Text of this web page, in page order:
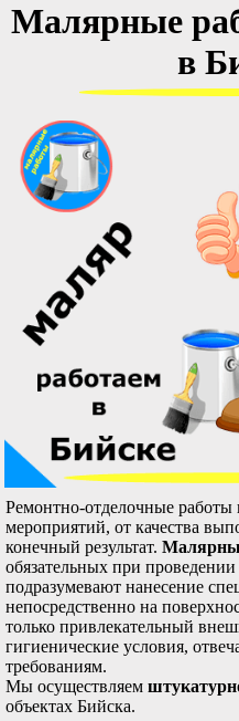
Малярные
в
Ремонтно-отделочные работы
мероприятий, от качества
конечный результат.
обязательных при
подразумевают нанесение
непосредственно на
только привлекательный
гигиенические условия,
требованиям.
Мы осуществляем
объектах Бийска.